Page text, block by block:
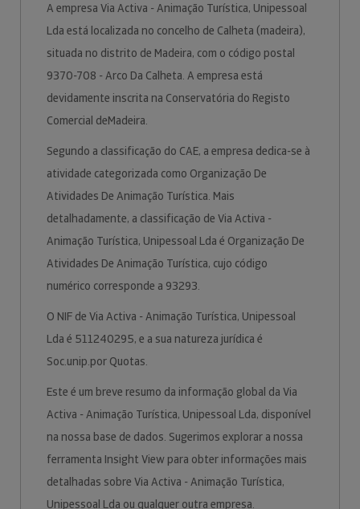
A empresa Via Activa - Animação Turística, Unipessoal
Lda está localizada no concelho de Calheta (madeira),
situada no distrito de Madeira, com o código postal
9370-708 - Arco Da Calheta. A empresa está
devidamente inscrita na Conservatória do Registo
Comercial deMadeira.
Segundo a classificação do CAE, a empresa dedica-se à
atividade categorizada como Organização De
Atividades De Animação Turística. Mais
detalhadamente, a classificação de Via Activa -
Animação Turística, Unipessoal Lda é Organização De
Atividades De Animação Turística, cujo código
numérico corresponde a 93293.
O NIF de Via Activa - Animação Turística, Unipessoal
Lda é 511240295, e a sua natureza jurídica é
Soc.unip.por Quotas.
Este é um breve resumo da informação global da Via
Activa - Animação Turística, Unipessoal Lda, disponível
na nossa base de dados. Sugerimos explorar a nossa
ferramenta Insight View para obter informações mais
detalhadas sobre Via Activa - Animação Turística,
Unipessoal Lda ou qualquer outra empresa.